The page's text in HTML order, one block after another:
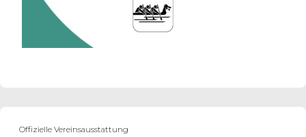
Offizielle Vereinsausstattung